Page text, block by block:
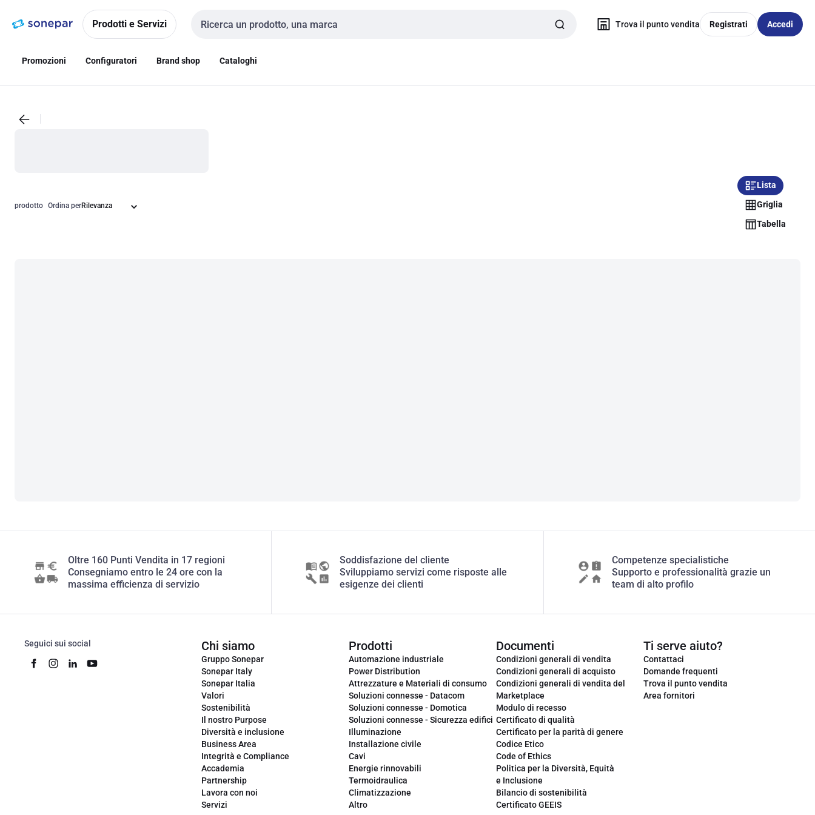
navigazionealla
Prodotti e Servizi
Cerca input
Trova il punto vendita Registrati Accedi
Promozioni Configuratori Brand shop Cataloghi
prodotto Ordina per
Lista
Griglia
Tabella
Oltre 160 Punti Vendita in 17 regioni
Consegniamo entro le 24 ore con la
massima efficienza di servizio
Soddisfazione del cliente
Sviluppiamo servizi come risposte alle
esigenze dei clienti
Competenze specialistiche
Supporto e professionalità grazie un
team di alto profilo
Seguici sui social Chi siamo
Gruppo Sonepar
Sonepar Italy
Sonepar Italia
Valori
Sostenibilità
Il nostro Purpose
Diversità e inclusione
Business Area
Integrità e Compliance
Accademia
Partnership
Lavora con noi
Servizi
Prodotti
Automazione industriale
Power Distribution
Attrezzature e Materiali di consumo
Soluzioni connesse - Datacom
Soluzioni connesse - Domotica
Soluzioni connesse - Sicurezza edifici
Illuminazione
Installazione civile
Cavi
Energie rinnovabili
Termoidraulica
Climatizzazione
Altro
Documenti
Condizioni generali di vendita
Condizioni generali di acquisto
Condizioni generali di vendita del
Marketplace
Modulo di recesso
Certificato di qualità
Certificato per la parità di genere
Codice Etico
Code of Ethics
Politica per la Diversità, Equità
e Inclusione
Bilancio di sostenibilità
Certificato GEEIS
Ti serve aiuto?
Contattaci
Domande frequenti
Trova il punto vendita
Area fornitori